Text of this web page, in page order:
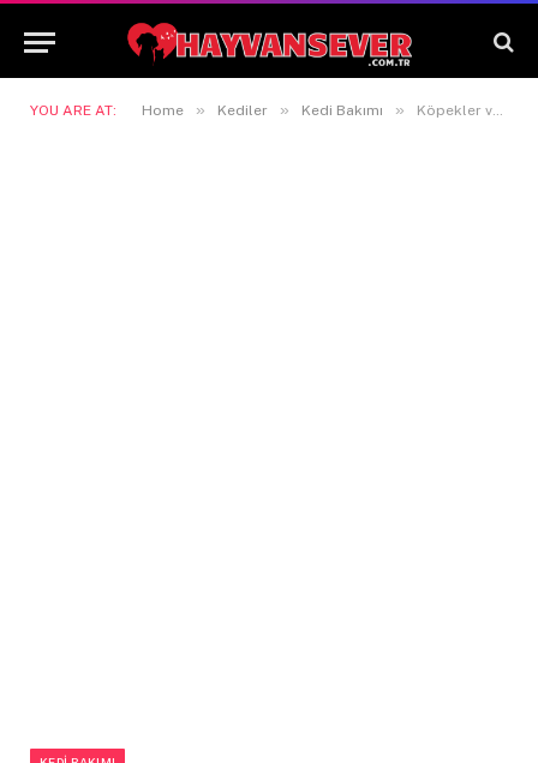
YOU ARE AT: Home » Kediler » Kedi Bakımı » Köpekler ve Kediler İçin Yasaklı Yiyecekler: Hayat Kurtaran Detaylı Liste (2025 Güncel)